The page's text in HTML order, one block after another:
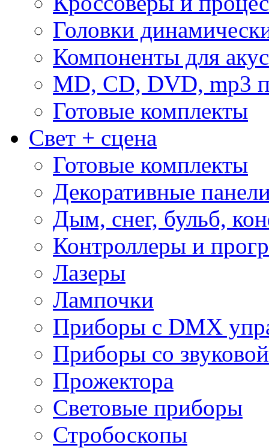
Головки
Компоненты для
MD, CD, DVD, mp3
Готовые комплекты
Свет + сцена
Готовые комплекты
Декоративные
Дым, снег, бульб,
Контроллеры и
Лазеры
Лампочки
Приборы с DMX
Приборы со
Прожектора
Световые приборы
Стробоскопы